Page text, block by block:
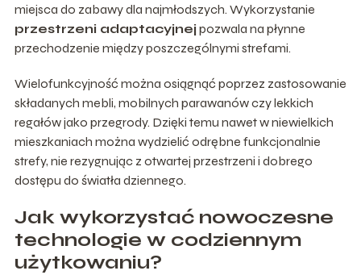
miejsca do zabawy dla najmłodszych. Wykorzystanie
przestrzeni adaptacyjnej pozwala na płynne
przechodzenie między poszczególnymi strefami.
Wielofunkcyjność można osiągnąć poprzez zastosowanie
składanych mebli, mobilnych parawanów czy lekkich
regałów jako przegrody. Dzięki temu nawet w niewielkich
mieszkaniach można wydzielić odrębne funkcjonalnie
strefy, nie rezygnując z otwartej przestrzeni i dobrego
dostępu do światła dziennego.
Jak wykorzystać nowoczesne
technologie w codziennym
użytkowaniu?